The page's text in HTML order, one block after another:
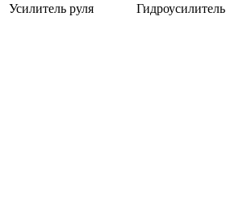
Усилитель руля
Гидроусилитель